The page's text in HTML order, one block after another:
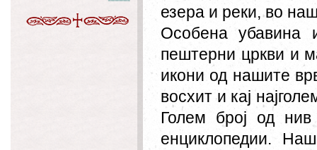
езера и реки, во
Особена убавина
пештерни цркви и
икони од нашите
восхит и кај
Голем број од
енциклопедии.